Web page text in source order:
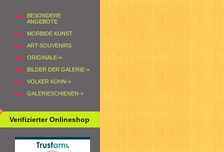
BESONDERE
ANGEBOTE
MORBIDE KUNST
ART-SOUVENIRS
ORIGINALE->
BILDER DER GALERIE->
VOLKER KÜHN->
GALERIESCHIENEN->
Verifizierter Onlineshop